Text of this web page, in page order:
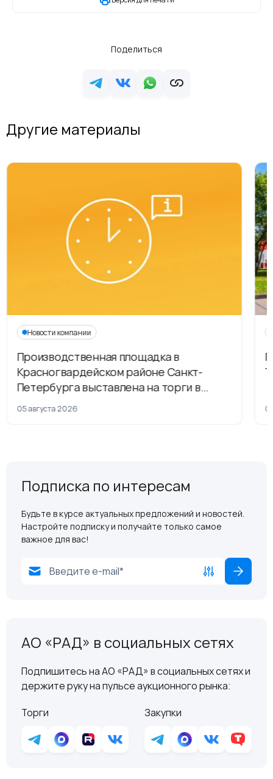
Поделиться
Другие материалы
Новости компании
Производственная площадка в
Красногвардейском районе Санкт-
Петербурга выставлена на торги в
рамках приватизации
05 августа 2026
Подписка по интересам
Будьте в курсе актуальных предложений и новостей.
Настройте подписку и получайте только самое
важное для вас!
АО «РАД» в социальных сетях
Подпишитесь на АО «РАД» в социальных сетях и
держите руку на пульсе аукционного рынка:
Торги
Закупки